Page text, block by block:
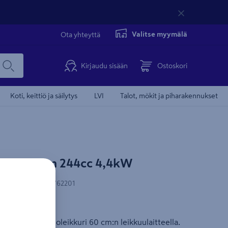
Ota yhteyttä Valitse myymälä
Kirjaudu sisään Ostoskori
Koti, keittiö ja säilytys LVI Talot, mökit ja piharakennukset
60cm 244cc 4,4kW
6438313762201
ajoleikkuri 60 cm:n leikkuulaitteella.